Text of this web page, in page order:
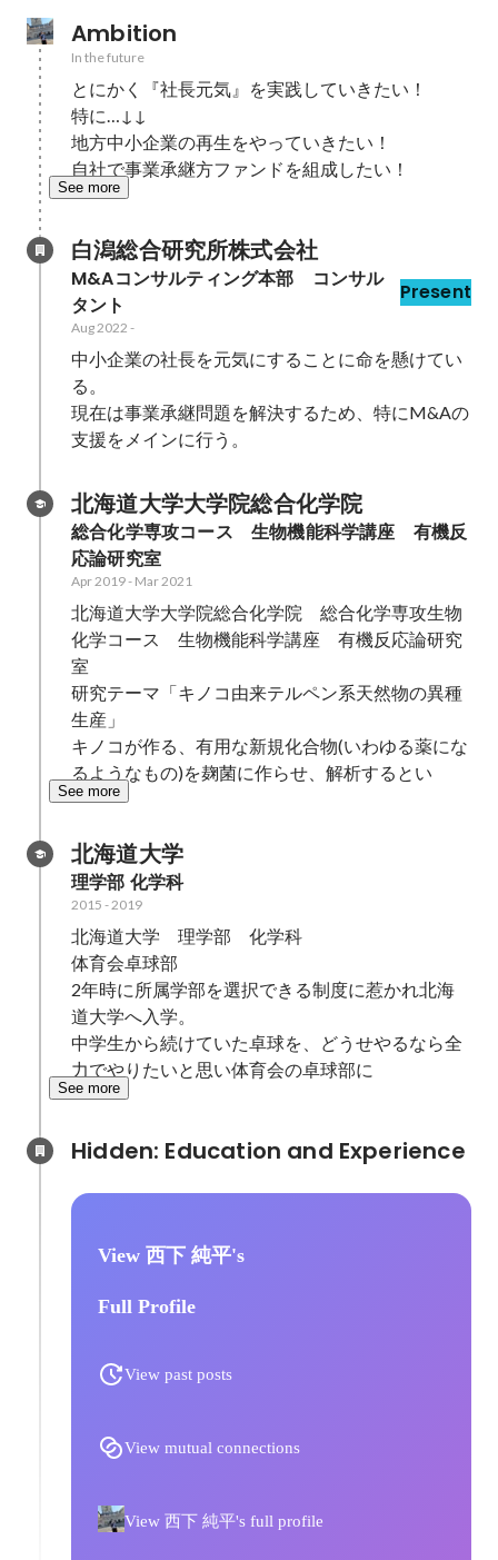
Ambition
In the future
とにかく『社長元気』を実践していきたい！
特に…↓↓
地方中小企業の再生をやっていきたい！
自社で事業承継方ファンドを組成したい！
See more
白潟総合研究所株式会社
M&Aコンサルティング本部　コンサル
タント
Present
Aug 2022 -
中小企業の社長を元気にすることに命を懸けてい
る。
現在は事業承継問題を解決するため、特にM&Aの
支援をメインに行う。
北海道大学大学院総合化学院
総合化学専攻コース　生物機能科学講座　有機反
応論研究室
Apr 2019- Mar 2021
北海道大学大学院総合化学院　総合化学専攻生物
化学コース　生物機能科学講座　有機反応論研究
室
研究テーマ「キノコ由来テルペン系天然物の異種
生産」
キノコが作る、有用な新規化合物(いわゆる薬にな
るようなもの)を麹菌に作らせ、解析するとい
See more
北海道大学
理学部 化学科
2015 - 2019
北海道大学　理学部　化学科
体育会卓球部
2年時に所属学部を選択できる制度に惹かれ北海
道大学へ入学。
中学生から続けていた卓球を、どうせやるなら全
力でやりたいと思い体育会の卓球部に
See more
View 西下 純平's
Full Profile
View past posts
View mutual connections
View 西下 純平's full profile